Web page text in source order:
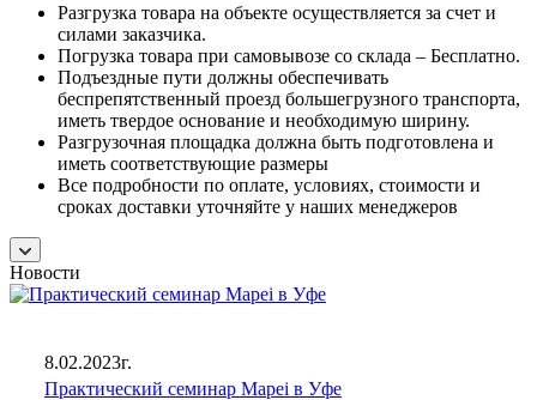
Разгрузка товара на объекте осуществляется за счет и
силами заказчика.
Погрузка товара при самовывозе со склада – Бесплатно.
Подъездные пути должны обеспечивать
беспрепятственный проезд большегрузного транспорта,
иметь твердое основание и необходимую ширину.
Разгрузочная площадка должна быть подготовлена и
иметь соответствующие размеры
Все подробности по оплате, условиях, стоимости и
сроках доставки уточняйте у наших менеджеров
Новости
8.02.2023г.
Практический семинар Mapei в Уфе